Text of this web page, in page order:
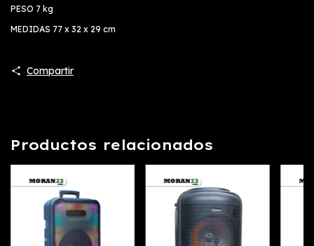
PESO 7 kg
MEDIDAS 77 x 32 x 29 cm
Compartir
Productos relacionados